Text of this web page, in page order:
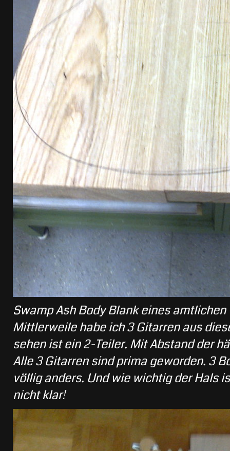
Swamp Ash Body Blank eines
Mittlerweile habe ich 3 Gitarren aus
sehen ist ein 2-Teiler. Mit Abstand der
Alle 3 Gitarren sind prima geworden. 3
völlig anders. Und wie wichtig der Hals
nicht klar!